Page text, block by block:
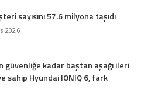
sayısını 57.6 milyona taşıdı
2026
güvenliğe kadar baştan aşağı ileri
sahip Hyundai IONIQ 6, fark